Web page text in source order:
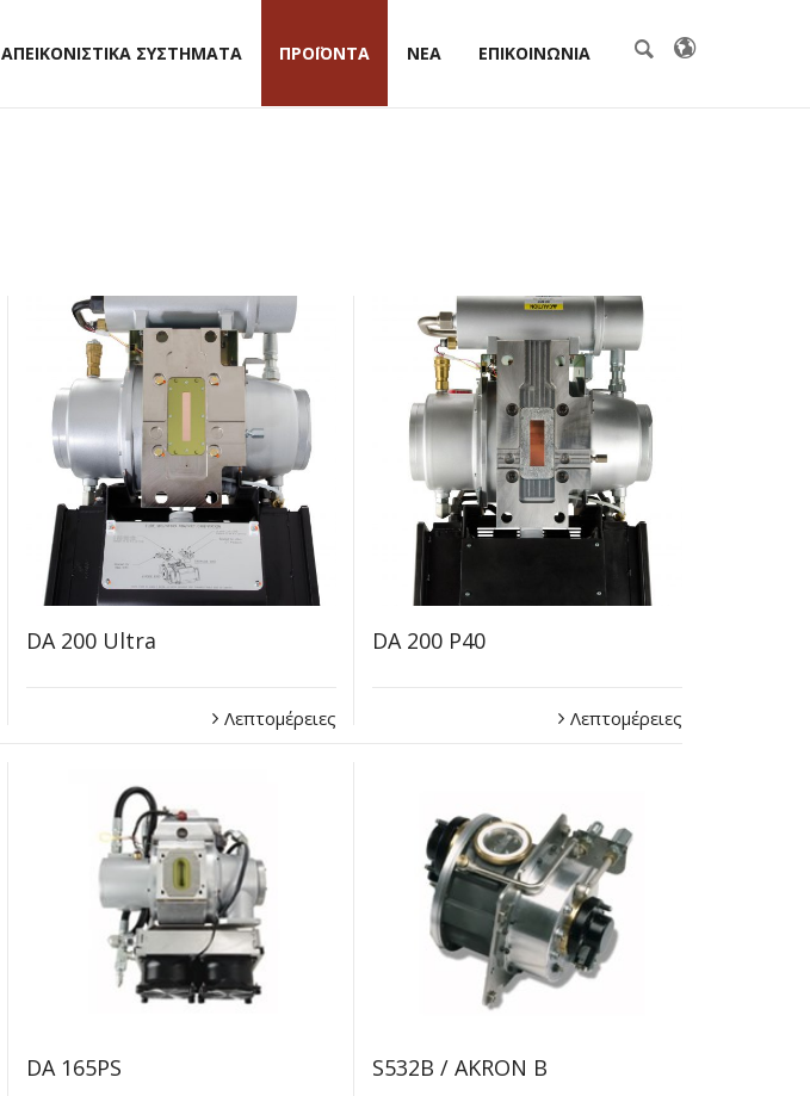
ΑΠΕΙΚΟΝΙΣΤΙΚΑ ΣΥΣΤΗΜΑΤΑ ΠΡΟΪΟΝΤΑ ΝΕΑ ΕΠΙΚΟΙΝΩΝΙΑ
DA 200 Ultra
Λεπτομέρειες
DA 200 P40
Λεπτομέρειες
DA 165PS S532B / AKRON B